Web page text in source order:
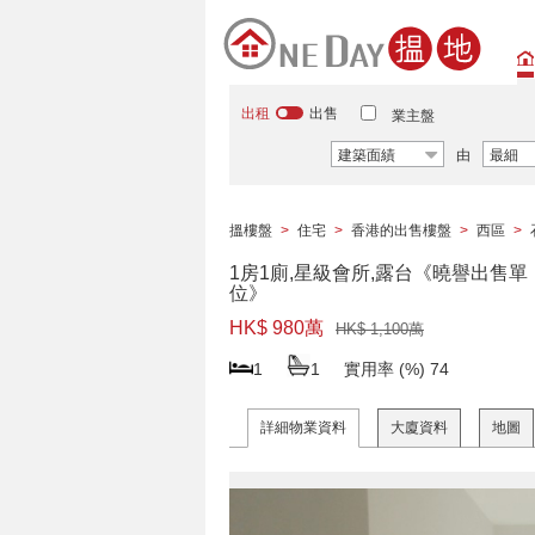
出租 出售 業主盤
建築面績 由 最細
搵樓盤 > 住宅 > 香港的出售樓盤 > 西區 >
1房1廁,星級會所,露台《曉譽出售單
位》
HK$ 980萬
HK$ 1,100萬
1 1 實用率 (%) 74
詳細物業資料 大廈資料 地圖